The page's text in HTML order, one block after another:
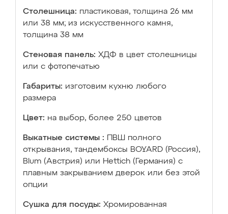
Столешница: пластиковая, толщина 26 мм
или 38 мм; из искусственного камня,
толщина 38 мм
Стеновая панель: ХДФ в цвет столешницы
или с фотопечатью
Габариты: изготовим кухню любого
размера
Цвет: на выбор, более 250 цветов
Выкатные системы :
ПВШ полного
открывания, тандембоксы BOYARD (Россия),
Blum (Австрия) или Hettich (Германия) с
плавным закрыванием дверок или без этой
опции
Сушка для посуды: Хромированная